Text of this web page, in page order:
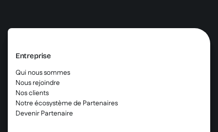
Entreprise
Qui nous sommes
Nous rejoindre
Nos clients
Notre écosystème de Partenaires
Devenir Partenaire